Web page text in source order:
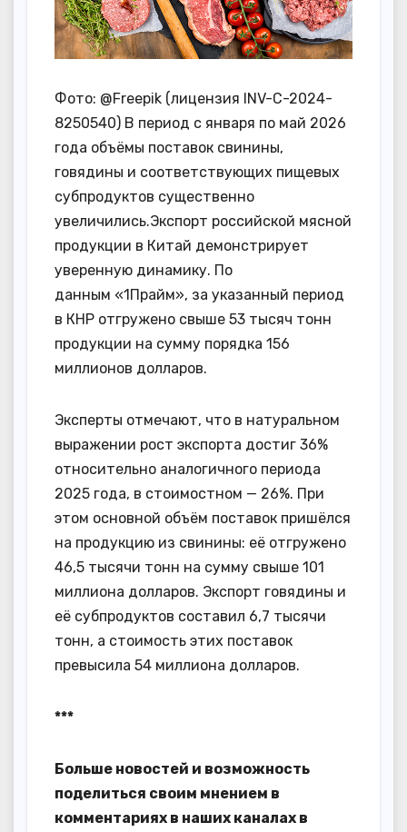
Фото: @Freepik (лицензия INV-C-2024-
8250540) В период с января по май 2026
года объёмы поставок свинины,
говядины и соответствующих пищевых
субпродуктов существенно
увеличились.Экспорт российской мясной
продукции в Китай демонстрирует
уверенную динамику. По
данным «1Прайм», за указанный период
в КНР отгружено свыше 53 тысяч тонн
продукции на сумму порядка 156
миллионов долларов.
Эксперты отмечают, что в натуральном
выражении рост экспорта достиг 36%
относительно аналогичного периода
2025 года, в стоимостном — 26%. При
этом основной объём поставок пришёлся
на продукцию из свинины: её отгружено
46,5 тысячи тонн на сумму свыше 101
миллиона долларов. Экспорт говядины и
её субпродуктов составил 6,7 тысячи
тонн, а стоимость этих поставок
превысила 54 миллиона долларов.
***
Больше новостей и возможность
поделиться своим мнением в
комментариях в наших каналах в